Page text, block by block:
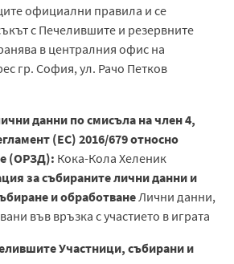
официални правила и се
с Печелившите и резервните
в централния офис на
гр. София, ул. Рачо Петков
данни по смисъла на член 4,
(ЕС) 2016/679 относно
(ОРЗД): Кока-Кола Хеленик
за събираните лични данни и
и обработване Лични данни,
във връзка с участието в играта
Участници, събирани и